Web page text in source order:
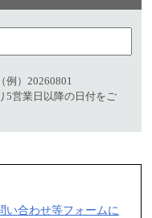
例）20260801​
5営業日以降の日付をご
い合わせ等フォームに